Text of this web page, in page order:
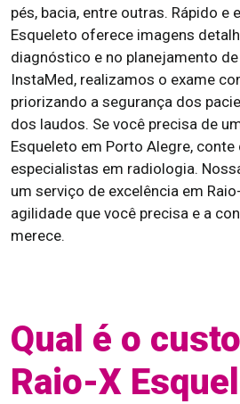
pés, bacia, entre outras. Rápido e
Esqueleto oferece imagens
diagnóstico e no planejamento
InstaMed, realizamos o exame
priorizando a segurança dos
dos laudos. Se você precisa de
Esqueleto em Porto Alegre,
especialistas em radiologia.
um serviço de excelência em
agilidade que você precisa e a
merece.
Qual é o
Raio-X